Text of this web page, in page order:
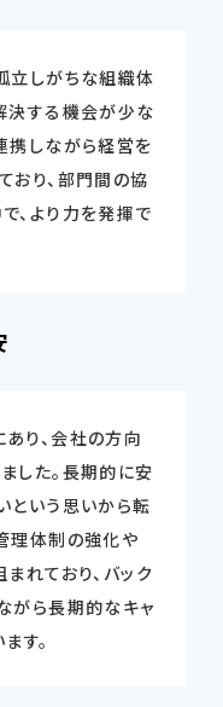
立しがちな組織体
決する機会が少な
携しながら経営を
おり、部門間の協
、より力を発揮で
り、会社の方向
した。長期的に安
という思いから転
理体制の強化や
れており、バック
がら長期的なキャ
す。